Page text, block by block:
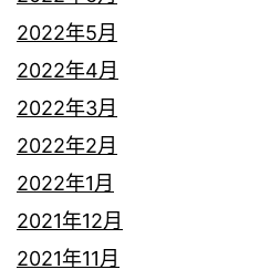
2022年5月
2022年4月
2022年3月
2022年2月
2022年1月
2021年12月
2021年11月